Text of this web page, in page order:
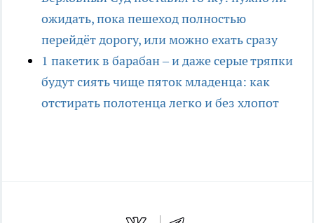
ожидать, пока пешеход полностью
перейдёт дорогу, или можно ехать сразу
1 пакетик в барабан – и даже серые тряпки
будут сиять чище пяток младенца: как
отстирать полотенца легко и без хлопот